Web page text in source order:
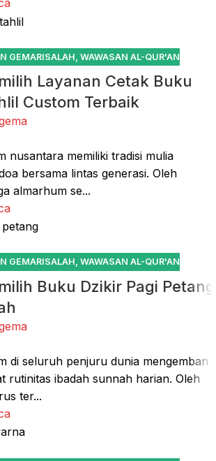
GEMARISALAH WAWASAN AL-QUR'AN
Layanan Cetak Buku
Custom Terbaik
nusantara memiliki tradisi mulia
bersama lintas generasi. Oleh
almarhum se...
GEMARISALAH, WAWASAN AL-QUR'AN
Buku Dzikir Pagi Petang
di seluruh penjuru dunia mengemban
rutinitas ibadah sunnah harian. Oleh
ter...